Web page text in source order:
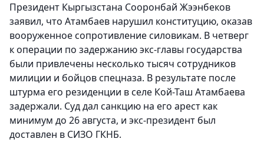
Президент Кыргызстана Сооронбай Жээнбеков
заявил, что Атамбаев нарушил конституцию, оказав
вооруженное сопротивление силовикам. В четверг
к операции по задержанию экс-главы государства
были привлечены несколько тысяч сотрудников
милиции и бойцов спецназа. В результате после
штурма его резиденции в селе Кой-Таш Атамбаева
задержали. Суд дал санкцию на его арест как
минимум до 26 августа, и экс-президент был
доставлен в СИЗО ГКНБ.